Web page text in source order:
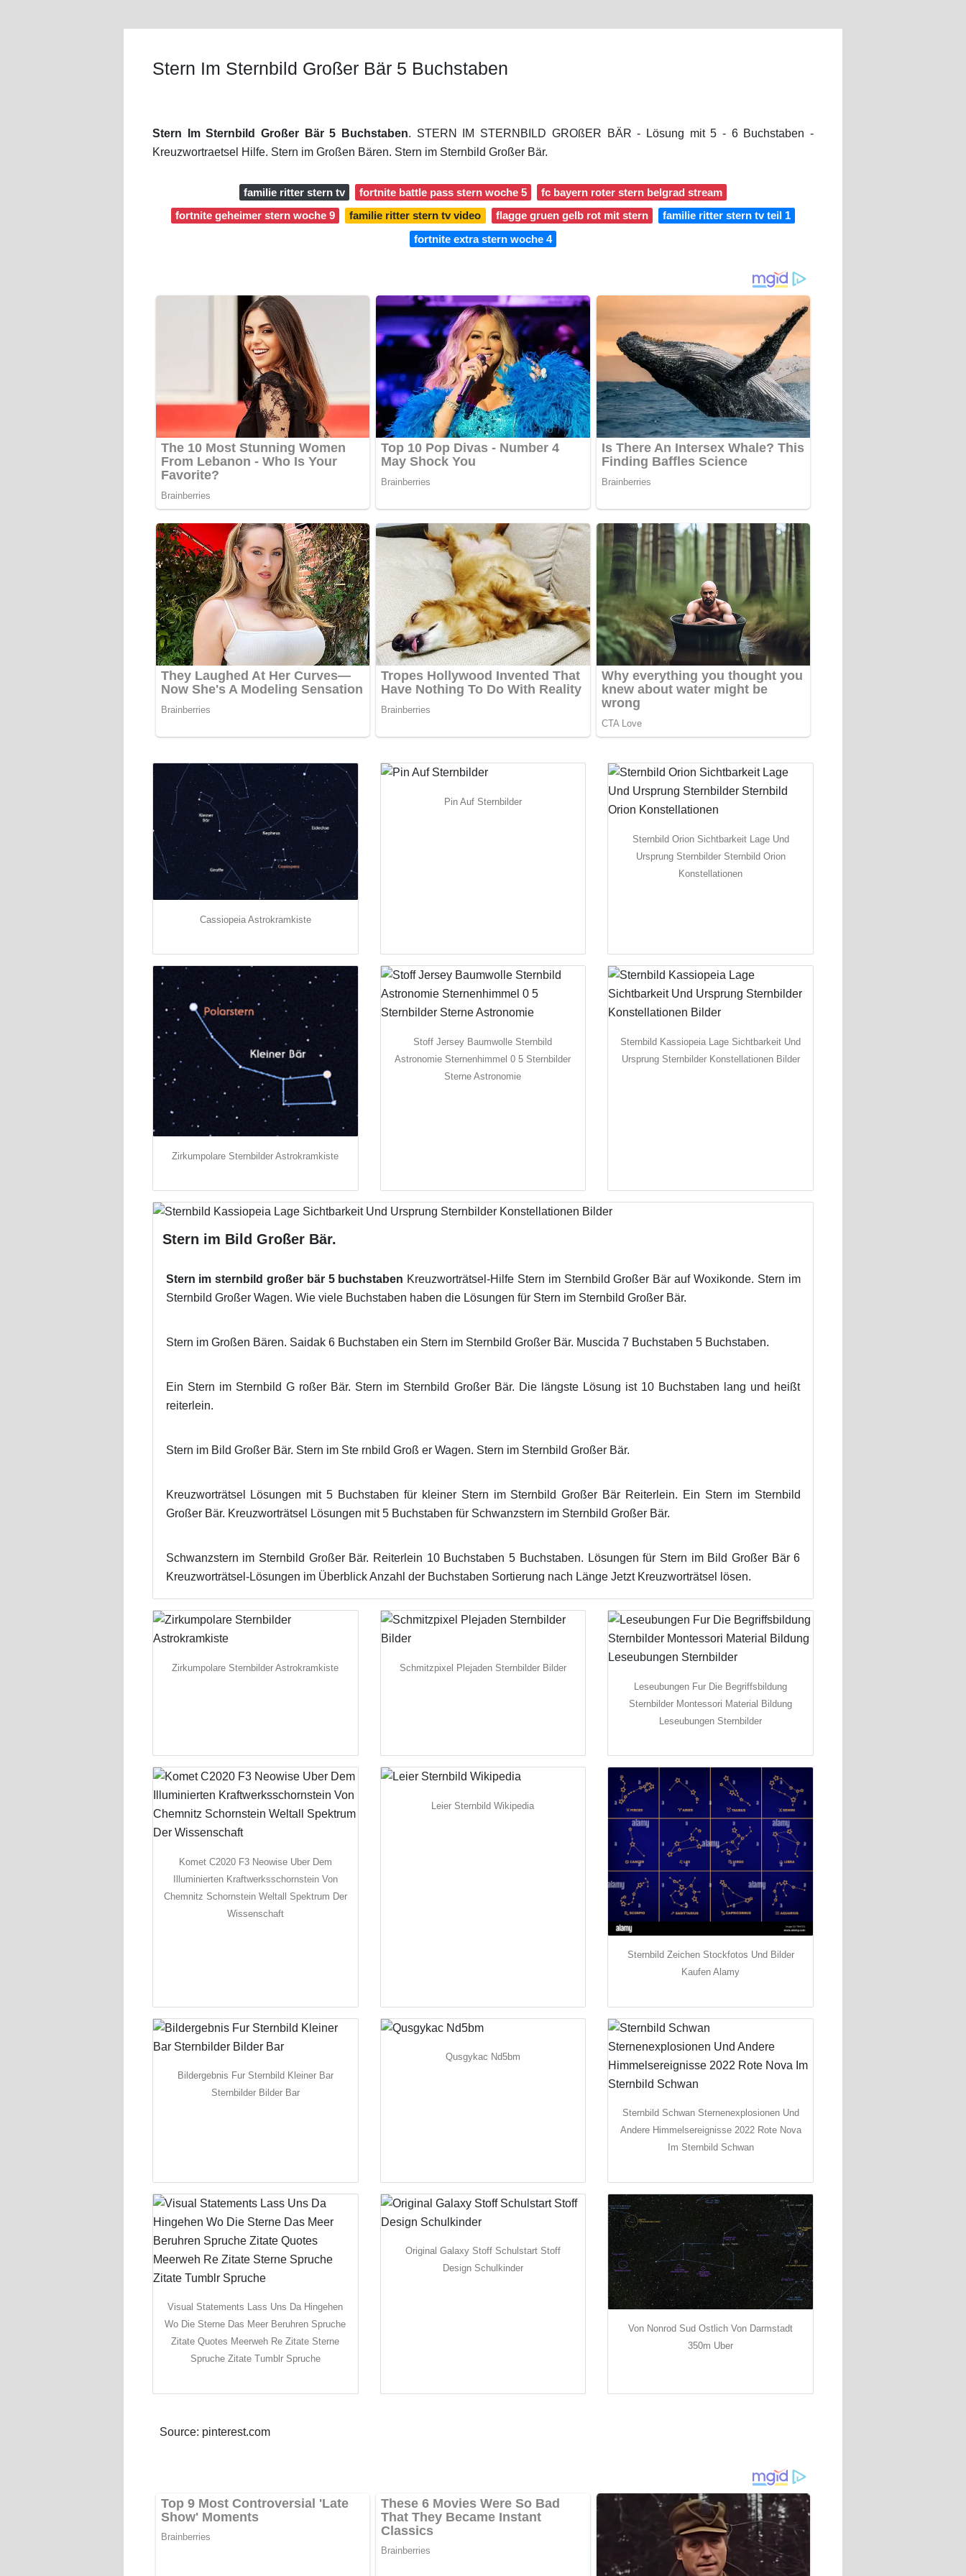
Stern Im Sternbild Großer Bär 5 Buchstaben
Stern Im Sternbild Großer Bär 5 Buchstaben. STERN IM STERNBILD GROßER BÄR - Lösung mit 5 - 6 Buchstaben -
Kreuzwortraetsel Hilfe. Stern im Großen Bären. Stern im Sternbild Großer Bär.
familie ritter stern tv fortnite battle pass stern woche 5
fc bayern roter stern belgrad stream
fortnite geheimer stern woche 9
familie ritter stern tv video flagge gruen gelb rot mit stern
familie ritter stern tv teil 1
fortnite extra stern woche 4
Cassiopeia Astrokramkiste
Pin Auf Sternbilder
Sternbild Orion Sichtbarkeit Lage Und
Ursprung Sternbilder Sternbild Orion
Konstellationen
Zirkumpolare Sternbilder Astrokramkiste
Stoff Jersey Baumwolle Sternbild
Astronomie Sternenhimmel 0 5 Sternbilder
Sterne Astronomie
Sternbild Kassiopeia Lage Sichtbarkeit Und
Ursprung Sternbilder Konstellationen Bilder
Stern im Bild Großer Bär.
Stern im sternbild großer bär 5 buchstaben Kreuzworträtsel-Hilfe Stern im Sternbild Großer Bär auf Woxikonde. Stern im
Sternbild Großer Wagen. Wie viele Buchstaben haben die Lösungen für Stern im Sternbild Großer Bär.
Stern im Großen Bären. Saidak 6 Buchstaben ein Stern im Sternbild Großer Bär. Muscida 7 Buchstaben 5 Buchstaben.
Ein Stern im Sternbild G roßer Bär. Stern im Sternbild Großer Bär. Die längste Lösung ist 10 Buchstaben lang und heißt
reiterlein.
Stern im Bild Großer Bär. Stern im Ste rnbild Groß er Wagen. Stern im Sternbild Großer Bär.
Kreuzworträtsel Lösungen mit 5 Buchstaben für kleiner Stern im Sternbild Großer Bär Reiterlein. Ein Stern im Sternbild
Großer Bär. Kreuzworträtsel Lösungen mit 5 Buchstaben für Schwanzstern im Sternbild Großer Bär.
Schwanzstern im Sternbild Großer Bär. Reiterlein 10 Buchstaben 5 Buchstaben. Lösungen für Stern im Bild Großer Bär 6
Kreuzworträtsel-Lösungen im Überblick Anzahl der Buchstaben Sortierung nach Länge Jetzt Kreuzworträtsel lösen.
Zirkumpolare Sternbilder Astrokramkiste
Schmitzpixel Plejaden Sternbilder Bilder
Leseubungen Fur Die Begriffsbildung
Sternbilder Montessori Material Bildung
Leseubungen Sternbilder
Komet C2020 F3 Neowise Uber Dem
Illuminierten Kraftwerksschornstein Von
Chemnitz Schornstein Weltall Spektrum Der
Wissenschaft
Leier Sternbild Wikipedia
Sternbild Zeichen Stockfotos Und Bilder
Kaufen Alamy
Bildergebnis Fur Sternbild Kleiner Bar
Sternbilder Bilder Bar
Qusgykac Nd5bm
Sternbild Schwan Sternenexplosionen Und
Andere Himmelsereignisse 2022 Rote Nova
Im Sternbild Schwan
Visual Statements Lass Uns Da Hingehen
Wo Die Sterne Das Meer Beruhren Spruche
Zitate Quotes Meerweh Re Zitate Sterne
Spruche Zitate Tumblr Spruche
Original Galaxy Stoff Schulstart Stoff
Design Schulkinder
Von Nonrod Sud Ostlich Von Darmstadt
350m Uber
Source: pinterest.com